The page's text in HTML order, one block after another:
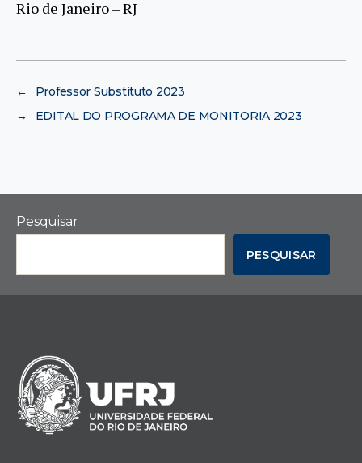
Rio de Janeiro – RJ
←
Professor Substituto 2023
→
EDITAL DO PROGRAMA DE MONITORIA 2023
Pesquisar
PESQUISAR